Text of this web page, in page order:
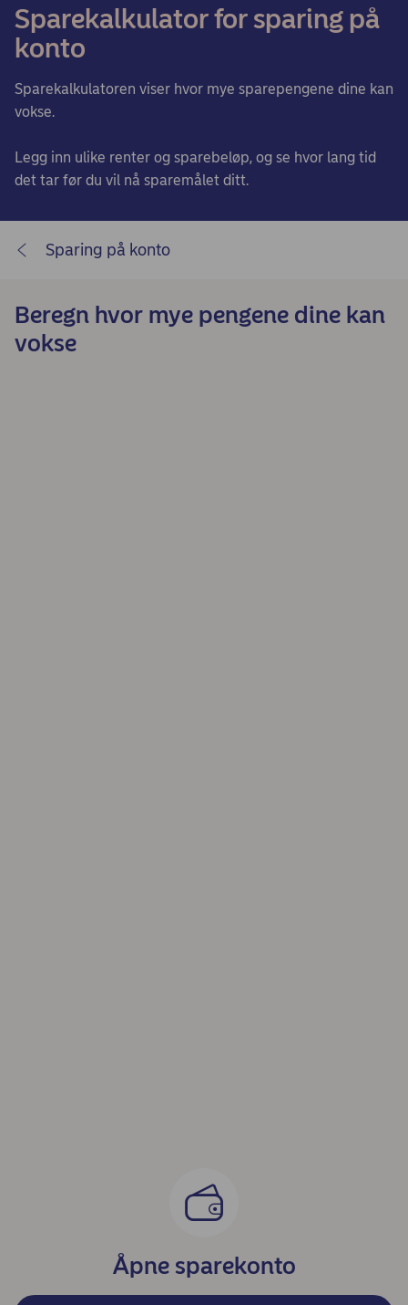
Sparekalkulator for sparing på
konto
Sparekalkulatoren viser hvor mye sparepengene dine kan
vokse.
Legg inn ulike renter og sparebeløp, og se hvor lang tid
det tar før du vil nå sparemålet ditt.
Sparing på konto
Beregn hvor mye pengene dine kan
vokse
Åpne sparekonto